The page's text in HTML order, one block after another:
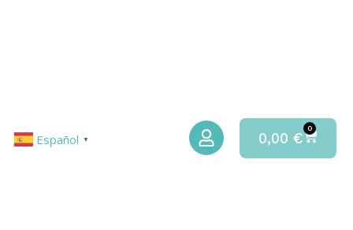
Español ▼ 0,00€
0